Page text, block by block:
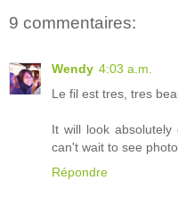
9 commentaires:
Wendy 4:03 a.m.
Le fil est tres, tres
It will look
can't wait to see
Répondre